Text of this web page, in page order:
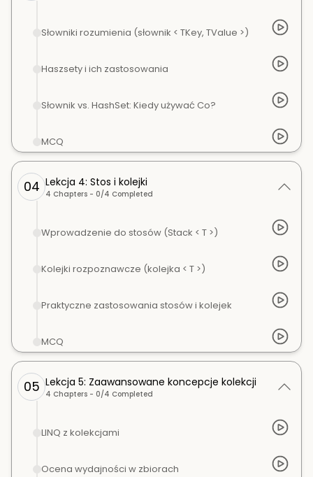
Słowniki rozumienia (słownik < TKey, TValue >)
Haszsety i ich zastosowania
Słownik vs. HashSet: Kiedy używać Co?
MCQ
04 Lekcja 4: Stos i kolejki
4 Chapters - 0/4 Completed
Wprowadzenie do stosów (Stack < T >)
Kolejki rozpoznawcze (kolejka < T >)
Praktyczne zastosowania stosów i kolejek
MCQ
05 Lekcja 5: Zaawansowane koncepcje kolekcji
4 Chapters - 0/4 Completed
LINQ z kolekcjami
Ocena wydajności w zbiorach